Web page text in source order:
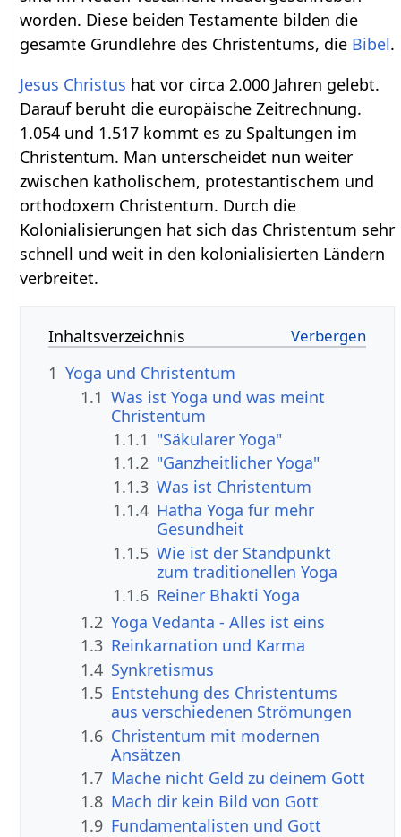
worden. Diese beiden Testamente bilden die
gesamte Grundlehre des Christentums, die Bibel.
Jesus Christus hat vor circa 2.000 Jahren gelebt.
Darauf beruht die europäische Zeitrechnung.
1.054 und 1.517 kommt es zu Spaltungen im
Christentum. Man unterscheidet nun weiter
zwischen katholischem, protestantischem und
orthodoxem Christentum. Durch die
Kolonialisierungen hat sich das Christentum sehr
schnell und weit in den kolonialisierten Ländern
verbreitet.
Inhaltsverzeichnis
1 Yoga und Christentum
1.1 Was ist Yoga und was meint
Christentum
1.1.1 "Säkularer Yoga"
1.1.2 "Ganzheitlicher Yoga"
1.1.3 Was ist Christentum
1.1.4 Hatha Yoga für mehr
Gesundheit
1.1.5 Wie ist der Standpunkt
zum traditionellen Yoga
1.1.6 Reiner Bhakti Yoga
1.2 Yoga Vedanta - Alles ist eins
1.3 Reinkarnation und Karma
1.4 Synkretismus
1.5 Entstehung des Christentums
aus verschiedenen Strömungen
1.6 Christentum mit modernen
Ansätzen
1.7 Mache nicht Geld zu deinem Gott
1.8 Mach dir kein Bild von Gott
1.9 Fundamentalisten und Gott